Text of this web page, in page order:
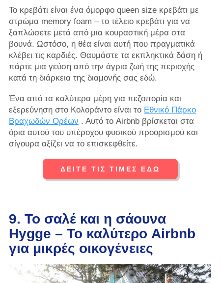
Το κρεβάτι είναι ένα όμορφο queen size κρεβάτι με
στρώμα memory foam – το τέλειο κρεβάτι για να
ξαπλώσετε μετά από μια κουραστική μέρα στα
βουνά. Ωστόσο, η θέα είναι αυτή που πραγματικά
κλέβει τις καρδιές. Θαυμάστε τα εκπληκτικά δάση ή
πάρτε μια γεύση από την άγρια ​​ζωή της περιοχής
κατά τη διάρκεια της διαμονής σας εδώ.
Ένα από τα καλύτερα μέρη για πεζοπορία και
εξερεύνηση στο Κολοράντο είναι το Εθνικό Πάρκο
Βραχωδών Ορέων . Αυτό το Airbnb βρίσκεται στα
όρια αυτού του υπέροχου φυσικού προορισμού και
σίγουρα αξίζει να το επισκεφθείτε.
ΔΕΙΤΕ ΤΙΣ ΤΙΜΕΣ ΕΔΩ
9. Το σαλέ και η σάουνα
Hygge – Το καλύτερο Airbnb
για μικρές οικογένειες